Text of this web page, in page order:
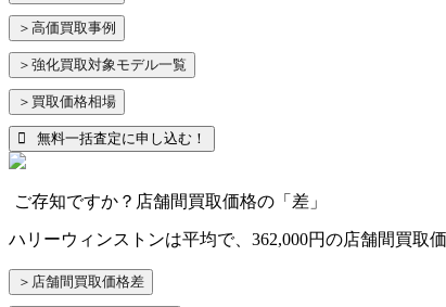
＞高価買取事例
＞強化買取対象モデル一覧
＞買取価格相場
無料一括査定に申し込む！
ご存知ですか？店舗間買取価格の「差」
ハリーウィンストンは平均で、362,000円の店舗間買取
＞店舗間買取価格差